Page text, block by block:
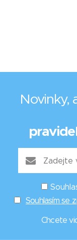
Novinky,
Souhlasím se
Chcete